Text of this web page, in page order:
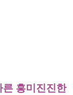
흥미진진한